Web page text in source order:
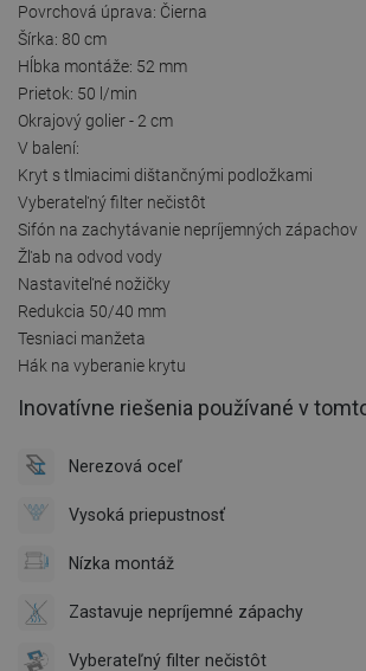
Povrchová úprava: Čierna
Šírka: 80 cm
Hĺbka montáže: 52 mm
Prietok: 50 l/min
Okrajový golier - 2 cm
V balení:
Kryt s tlmiacimi dištančnými podložkami
Vyberateľný filter nečistôt
Sifón na zachytávanie nepríjemných zápachov
Žľab na odvod vody
Nastaviteľné nožičky
Redukcia 50/40 mm
Tesniaci manžeta
Hák na vyberanie krytu
Inovatívne riešenia používané v
Nerezová oceľ
Vysoká priepustnosť
Nízka montáž
Zastavuje nepríjemné zápachy
Vyberateľný filter nečistôt